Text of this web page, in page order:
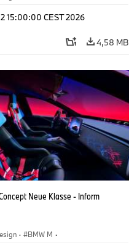
15:00:00 CEST 2026
4,58 MB
Neue Klasse - Inform
· BMW M ·